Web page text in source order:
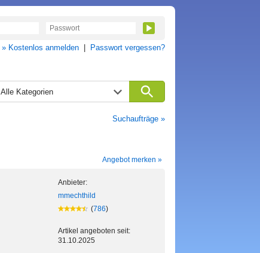
» Kostenlos anmelden Passwort vergessen?
Alle Kategorien
Suchaufträge »
Angebot merken »
Anbieter:
mmechthild
(786)
Artikel angeboten seit:
31.10.2025